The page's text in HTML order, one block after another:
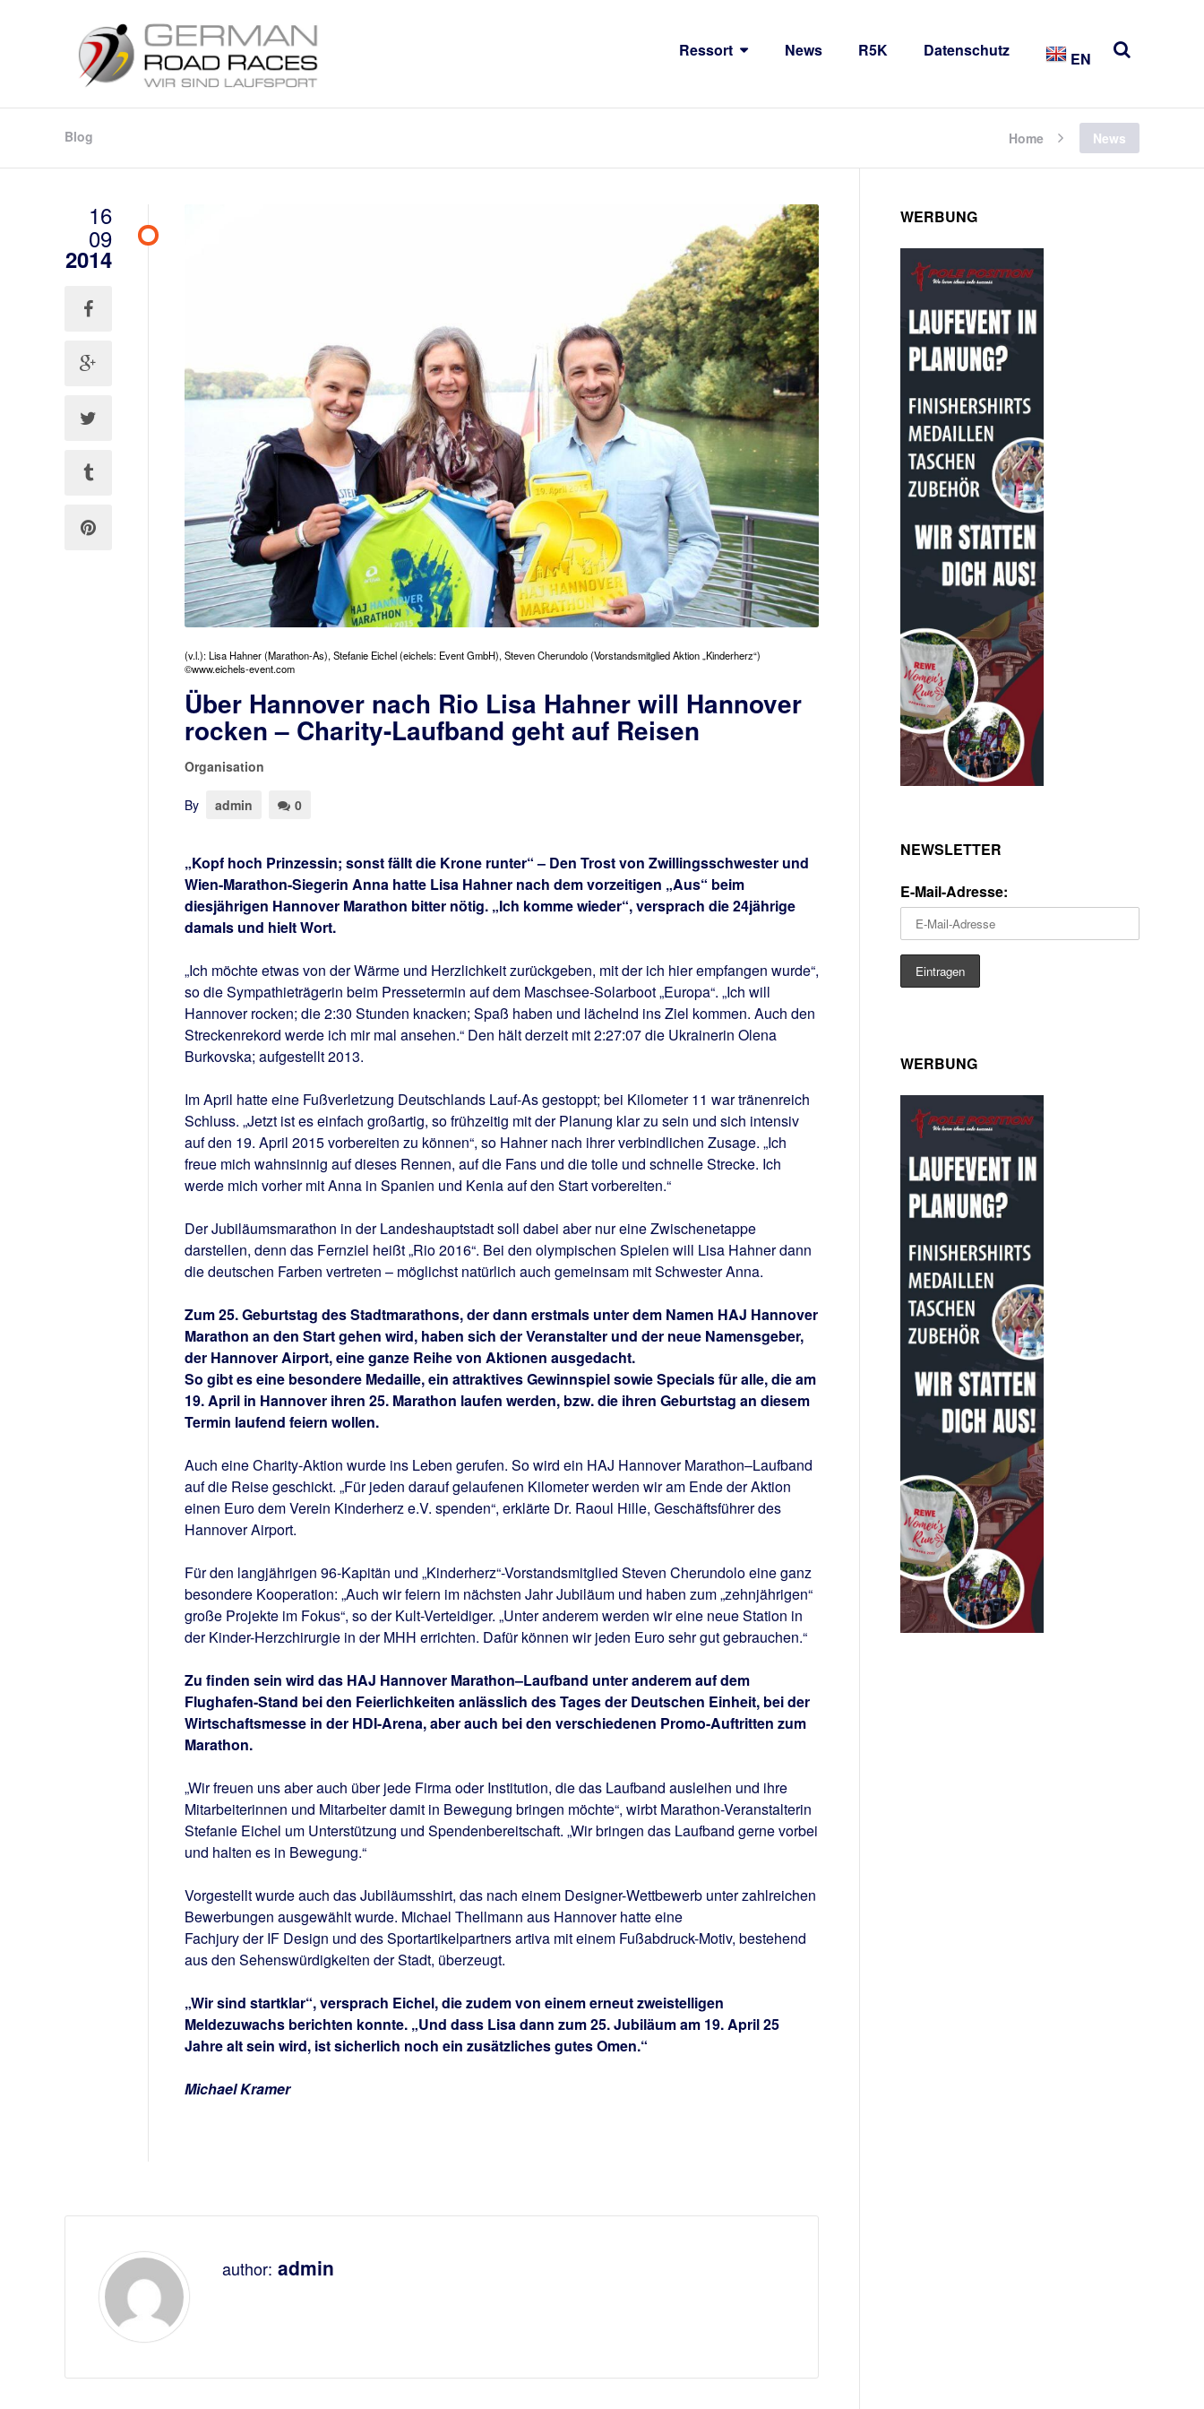
Ressort News R5K Datenschutz EN
Blog Home News
16
09
2014
(v.l.): Lisa Hahner (Marathon-As), Stefanie Eichel (eichels: Event GmbH), Steven Cherundolo (Vorstandsmitglied Aktion „Kinderherz“)
©www.eichels-event.com
Über Hannover nach Rio Lisa Hahner will Hannover
rocken – Charity-Laufband geht auf Reisen
Organisation
By admin 0
„Kopf hoch Prinzessin; sonst fällt die Krone runter“ – Den Trost von Zwillingsschwester und
Wien-Marathon-Siegerin Anna hatte Lisa Hahner nach dem vorzeitigen „Aus“ beim
diesjährigen Hannover Marathon bitter nötig. „Ich komme wieder“, versprach die 24jährige
damals und hielt Wort.
„Ich möchte etwas von der Wärme und Herzlichkeit zurückgeben, mit der ich hier empfangen wurde“,
so die Sympathieträgerin beim Pressetermin auf dem Maschsee-Solarboot „Europa“. „Ich will
Hannover rocken; die 2:30 Stunden knacken; Spaß haben und lächelnd ins Ziel kommen. Auch den
Streckenrekord werde ich mir mal ansehen.“ Den hält derzeit mit 2:27:07 die Ukrainerin Olena
Burkovska; aufgestellt 2013.
Im April hatte eine Fußverletzung Deutschlands Lauf-As gestoppt; bei Kilometer 11 war tränenreich
Schluss. „Jetzt ist es einfach großartig, so frühzeitig mit der Planung klar zu sein und sich intensiv
auf den 19. April 2015 vorbereiten zu können“, so Hahner nach ihrer verbindlichen Zusage. „Ich
freue mich wahnsinnig auf dieses Rennen, auf die Fans und die tolle und schnelle Strecke. Ich
werde mich vorher mit Anna in Spanien und Kenia auf den Start vorbereiten.“
Der Jubiläumsmarathon in der Landeshauptstadt soll dabei aber nur eine Zwischenetappe
darstellen, denn das Fernziel heißt „Rio 2016“. Bei den olympischen Spielen will Lisa Hahner dann
die deutschen Farben vertreten – möglichst natürlich auch gemeinsam mit Schwester Anna.
Zum 25. Geburtstag des Stadtmarathons, der dann erstmals unter dem Namen HAJ Hannover
Marathon an den Start gehen wird, haben sich der Veranstalter und der neue Namensgeber,
der Hannover Airport, eine ganze Reihe von Aktionen ausgedacht.
So gibt es eine besondere Medaille, ein attraktives Gewinnspiel sowie Specials für alle, die am
19. April in Hannover ihren 25. Marathon laufen werden, bzw. die ihren Geburtstag an diesem
Termin laufend feiern wollen.
Auch eine Charity-Aktion wurde ins Leben gerufen. So wird ein HAJ Hannover Marathon–Laufband
auf die Reise geschickt. „Für jeden darauf gelaufenen Kilometer werden wir am Ende der Aktion
einen Euro dem Verein Kinderherz e.V. spenden“, erklärte Dr. Raoul Hille, Geschäftsführer des
Hannover Airport.
Für den langjährigen 96-Kapitän und „Kinderherz“-Vorstandsmitglied Steven Cherundolo eine ganz
besondere Kooperation: „Auch wir feiern im nächsten Jahr Jubiläum und haben zum „zehnjährigen“
große Projekte im Fokus“, so der Kult-Verteidiger. „Unter anderem werden wir eine neue Station in
der Kinder-Herzchirurgie in der MHH errichten. Dafür können wir jeden Euro sehr gut gebrauchen.“
Zu finden sein wird das HAJ Hannover Marathon–Laufband unter anderem auf dem
Flughafen-Stand bei den Feierlichkeiten anlässlich des Tages der Deutschen Einheit, bei der
Wirtschaftsmesse in der HDI-Arena, aber auch bei den verschiedenen Promo-Auftritten zum
Marathon.
„Wir freuen uns aber auch über jede Firma oder Institution, die das Laufband ausleihen und ihre
Mitarbeiterinnen und Mitarbeiter damit in Bewegung bringen möchte“, wirbt Marathon-Veranstalterin
Stefanie Eichel um Unterstützung und Spendenbereitschaft. „Wir bringen das Laufband gerne vorbei
und halten es in Bewegung.“
Vorgestellt wurde auch das Jubiläumsshirt, das nach einem Designer-Wettbewerb unter zahlreichen
Bewerbungen ausgewählt wurde. Michael Thellmann aus Hannover hatte eine
Fachjury der IF Design und des Sportartikelpartners artiva mit einem Fußabdruck-Motiv, bestehend
aus den Sehenswürdigkeiten der Stadt, überzeugt.
„Wir sind startklar“, versprach Eichel, die zudem von einem erneut zweistelligen
Meldezuwachs berichten konnte. „Und dass Lisa dann zum 25. Jubiläum am 19. April 25
Jahre alt sein wird, ist sicherlich noch ein zusätzliches gutes Omen.“
Michael Kramer
author: admin
WERBUNG
NEWSLETTER
E-Mail-Adresse:
WERBUNG